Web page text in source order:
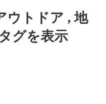
ウトドア , 地
グを表示